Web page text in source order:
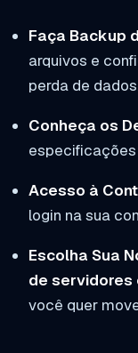
Faça Backup
arquivos e
perda de
Conheça os
Acesso à
login na sua
Escolha Sua
de
você quer